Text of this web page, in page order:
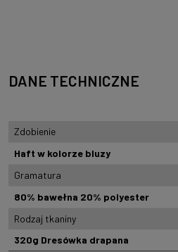
DANE TECHNICZNE
Zdobienie
Haft w kolorze bluzy
Gramatura
80% bawełna 20% polyester
Rodzaj tkaniny
320g Dresówka drapana